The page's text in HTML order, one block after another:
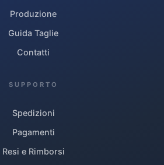
Produzione
Guida Taglie
Contatti
SUPPORTO
Spedizioni
Pagamenti
Resi e Rimborsi